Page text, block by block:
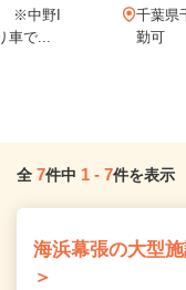
※中野I
車で...
千葉県
勤可
全 7件中 1 - 7件を表示
海浜幕張の大型
＞